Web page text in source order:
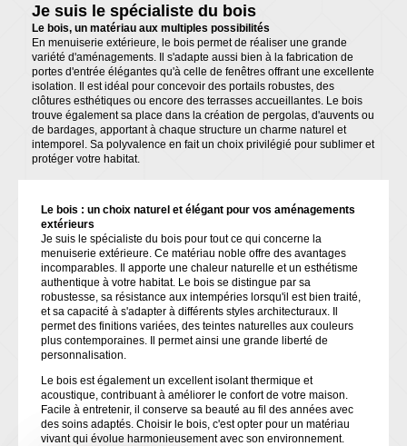
Je suis le spécialiste du bois
Le bois, un matériau aux multiples possibilités
En menuiserie extérieure, le bois permet de réaliser une grande
variété d'aménagements. Il s'adapte aussi bien à la fabrication de
portes d'entrée élégantes qu'à celle de fenêtres offrant une excellente
isolation. Il est idéal pour concevoir des portails robustes, des
clôtures esthétiques ou encore des terrasses accueillantes. Le bois
trouve également sa place dans la création de pergolas, d'auvents ou
de bardages, apportant à chaque structure un charme naturel et
intemporel. Sa polyvalence en fait un choix privilégié pour sublimer et
protéger votre habitat.
Le bois : un choix naturel et élégant pour vos aménagements
extérieurs
Je suis le spécialiste du bois pour tout ce qui concerne la
menuiserie extérieure. Ce matériau noble offre des avantages
incomparables. Il apporte une chaleur naturelle et un esthétisme
authentique à votre habitat. Le bois se distingue par sa
robustesse, sa résistance aux intempéries lorsqu'il est bien traité,
et sa capacité à s'adapter à différents styles architecturaux. Il
permet des finitions variées, des teintes naturelles aux couleurs
plus contemporaines. Il permet ainsi une grande liberté de
personnalisation.
Le bois est également un excellent isolant thermique et
acoustique, contribuant à améliorer le confort de votre maison.
Facile à entretenir, il conserve sa beauté au fil des années avec
des soins adaptés. Choisir le bois, c'est opter pour un matériau
vivant qui évolue harmonieusement avec son environnement.